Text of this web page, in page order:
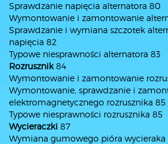
Sprawdzanie napięcia alternatora 80
Wymontowanie i zamontowanie
Sprawdzanie i wymiana szczotek
napięcia 82
Typowe niesprawności alternatora 83
Rozrusznik84
Wymontowanie i zamontowanie
Wymontowanie, sprawdzanie i
elektromagnetycznego rozrusznika 85
Typowe niesprawności rozrusznika 85
Wycieraczki 87
Wymiana gumowego pióra wycieraka